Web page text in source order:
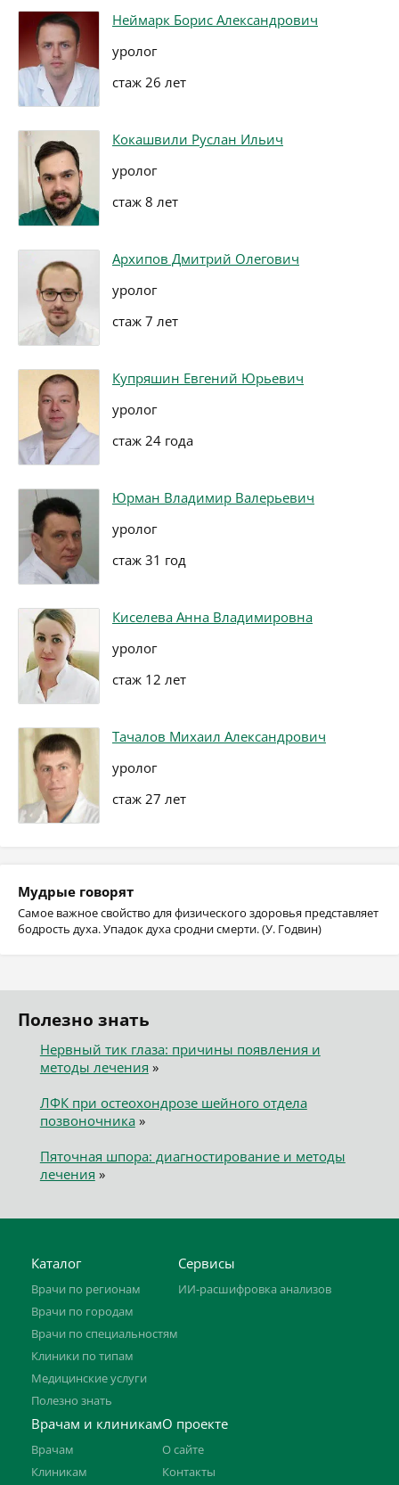
Неймарк Борис Александрович
уролог
стаж 26 лет
Кокашвили Руслан Ильич
уролог
стаж 8 лет
Архипов Дмитрий Олегович
уролог
стаж 7 лет
Купряшин Евгений Юрьевич
уролог
стаж 24 года
Юрман Владимир Валерьевич
уролог
стаж 31 год
Киселева Анна Владимировна
уролог
стаж 12 лет
Тачалов Михаил Александрович
уролог
стаж 27 лет
Мудрые говорят
Самое важное свойство для физического здоровья представляет
бодрость духа. Упадок духа сродни смерти. (У. Годвин)
Полезно знать
Нервный тик глаза: причины появления и
методы лечения »
ЛФК при остеохондрозе шейного отдела
позвоночника»
Пяточная шпора: диагностирование и методы
лечения »
Каталог
Врачи по регионам
Врачи по городам
Врачи по специальностям
Клиники по типам
Медицинские услуги
Полезно знать
Сервисы
ИИ-расшифровка анализов
Врачам и клиникам
Врачам
Клиникам
О проекте
О сайте
Контакты